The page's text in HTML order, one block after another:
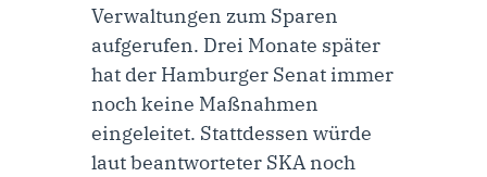
Verwaltungen zum Sparen
aufgerufen. Drei Monate später
hat der Hamburger Senat immer
noch keine Maßnahmen
eingeleitet. Stattdessen würde
laut beantworteter SKA noch